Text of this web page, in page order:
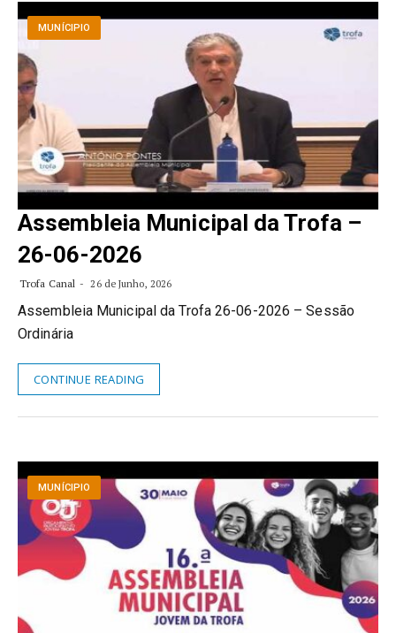
MUNÍCIPIO
Assembleia Municipal da Trofa –
26-06-2026
Trofa Canal 26 de Junho, 2026
Assembleia Municipal da Trofa 26-06-2026 – Sessão
Ordinária
CONTINUE READING
MUNÍCIPIO